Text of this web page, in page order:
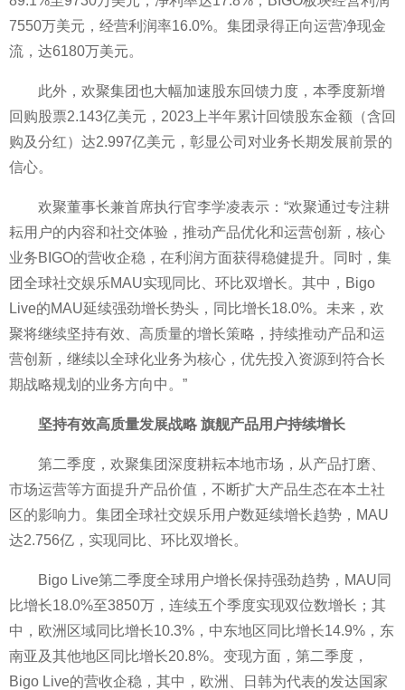
7550万美元，经营利润率16.0%。集团录得正向运营净现金
流，达6180万美元。
此外，欢聚集团也大幅加速股东回馈力度，本季度新增
回购 股票2.143亿美元，2023上半年累计回馈股东金额（含回
购及分红）达2.997亿美元，彰显公司对业务长期发展前景的
信心。
欢聚董事长兼首席执行官李学凌表示：“欢聚通过专注耕
耘用户的内容和社交体验，推动产品优化和运营创新，核心
业务BIGO的营收企稳，在利润方面获得稳健提升。同时，集
团全球社交娱乐MAU实现同比、环比双增长。其中，Bigo
Live的MAU延续强劲增长势头，同比增长18.0%。未来，欢
聚将继续坚持有效、高质量的增长策略，持续推动产品和运
营创新，继续以全球化业务为核心，优先投入资源到符合长
期战略规划的业务方向中。”
坚持有效高质量发展战略 旗舰产品用户持续增长
第二季度，欢聚集团深度耕耘本地市场，从产品打磨、
市场运营等方面提升产品价值，不断扩大产品生态在本土社
区的影响力。集团全球社交娱乐用户数延续增长趋势，MAU
达2.756亿，实现同比、环比双增长。
Bigo Live第二季度全球用户增长保持强劲趋势，MAU同
比增长18.0%至3850万，连续五个季度实现双位数增长；其
中，欧洲区域同比增长10.3%，中东地区同比增长14.9%，东
南亚及其他地区同比增长20.8%。变现方面，第二季度，
Bigo Live的营收企稳，其中，欧洲、日韩为代表的发达国家